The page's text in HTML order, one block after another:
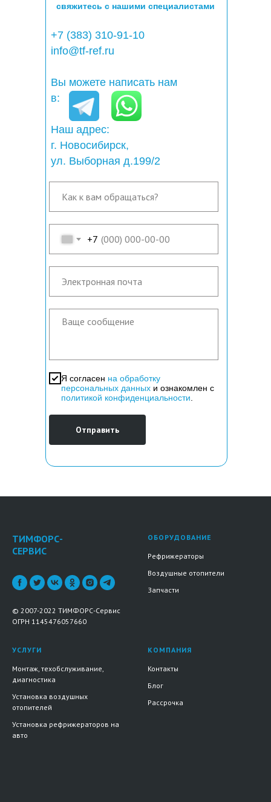
свяжитесь с нашими специалистами
+7
Я согласен на обработку
персональных данных и ознакомлен с
политикой конфиденциальности
Отправить
+7 (383) 310-91-10
info@tf-ref.ru
Вы можете написать нам
в:
Наш адрес:
г. Новосибирск,
ул. Выборная д.199/2
ТИМФОРС-
СЕРВИС
© 2007-2022 ТИМФОРС-Сервис
ОГРН 1145476057660
ОБОРУДОВАНИЕ
Рефрижераторы
Воздушные отопители
Запчасти
УСЛУГИ
Монтаж, техобслуживание,
диагностика
Установка воздушных
отопителей
Установка рефрижераторов на
авто
КОМПАНИЯ
Контакты
Блог
Рассрочка